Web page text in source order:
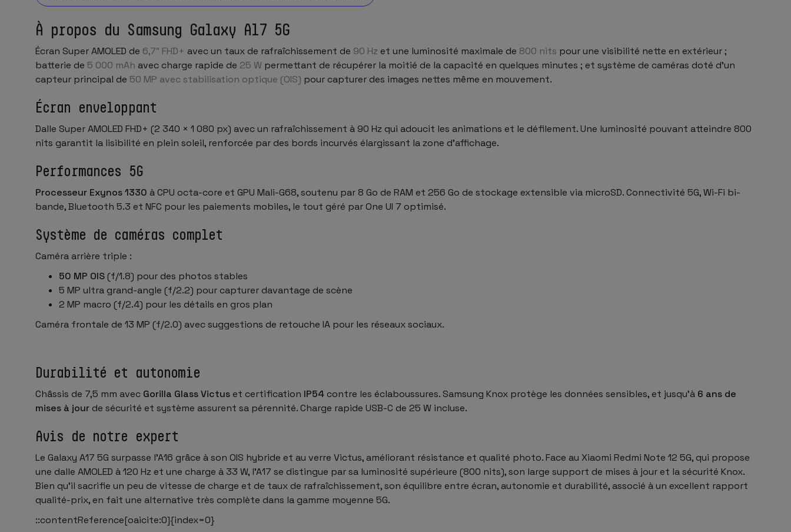
À propos du Samsung Galaxy A17 5G
Écran Super AMOLED de 6,7″ FHD+ avec un taux de rafraîchissement de 90 Hz et une luminosité maximale de 800 nits pour une visibilité nette en extérieur ;
batterie de 5 000 mAh avec charge rapide de 25 W permettant de récupérer la moitié de la capacité en quelques minutes ; et système de caméras doté d’un
capteur principal de 50 MP avec stabilisation optique (OIS) pour capturer des images nettes même en mouvement.
Écran enveloppant
Dalle Super AMOLED FHD+ (2 340 × 1 080 px) avec un rafraîchissement à 90 Hz qui adoucit les animations et le défilement. Une luminosité pouvant atteindre 800
nits garantit la lisibilité en plein soleil, renforcée par des bords incurvés élargissant la zone d’affichage.
Performances 5G
Processeur Exynos 1330 à CPU octa-core et GPU Mali-G68, soutenu par 8 Go de RAM et 256 Go de stockage extensible via microSD. Connectivité 5G, Wi-Fi bi-
bande, Bluetooth 5.3 et NFC pour les paiements mobiles, le tout géré par One UI 7 optimisé.
Système de caméras complet
Caméra arrière triple :
50 MP OIS(f/1.8) pour des photos stables
5 MP ultra grand-angle (f/2.2) pour capturer davantage de scène
2 MP macro (f/2.4) pour les détails en gros plan
Caméra frontale de 13 MP (f/2.0) avec suggestions de retouche IA pour les réseaux sociaux.
Durabilité et autonomie
Châssis de 7,5 mm avec Gorilla Glass Victus et certification IP54 contre les éclaboussures. Samsung Knox protège les données sensibles, et jusqu’à 6 ans de
mises à jour de sécurité et système assurent sa pérennité. Charge rapide USB-C de 25 W incluse.
Avis de notre expert
Le Galaxy A17 5G surpasse l’A16 grâce à son OIS hybride et au verre Victus, améliorant résistance et qualité photo. Face au Xiaomi Redmi Note 12 5G, qui propose
une dalle AMOLED à 120 Hz et une charge à 33 W, l’A17 se distingue par sa luminosité supérieure (800 nits), son large support de mises à jour et la sécurité Knox.
Bien qu’il sacrifie un peu de vitesse de charge et de taux de rafraîchissement, son équilibre entre écran, autonomie et durabilité, associé à un excellent rapport
qualité-prix, en fait une alternative très complète dans la gamme moyenne 5G.
::contentReference[oaicite:0]{index=0}